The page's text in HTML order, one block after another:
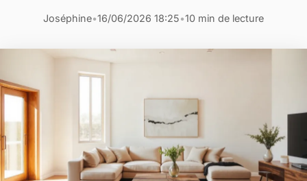
Joséphine•16/06/2026 18:25•10 min de lecture